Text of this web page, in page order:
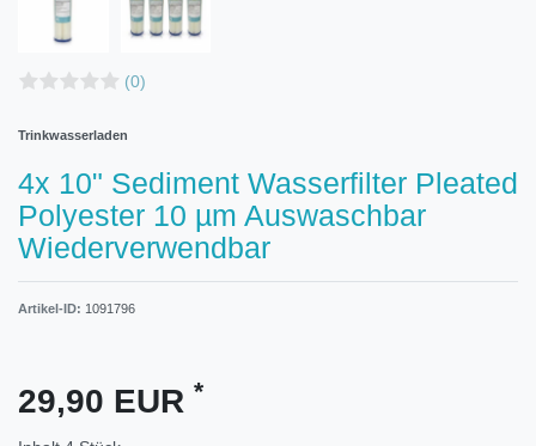
(0)
Trinkwasserladen
4x 10" Sediment Wasserfilter Pleated
Polyester 10 µm Auswaschbar
Wiederverwendbar
Artikel-ID: 1091796
29,90 EUR *